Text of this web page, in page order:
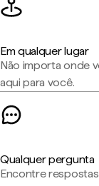
Em qualquer lugar
Não importa onde
aqui para você.
Qualquer pergunta
Encontre